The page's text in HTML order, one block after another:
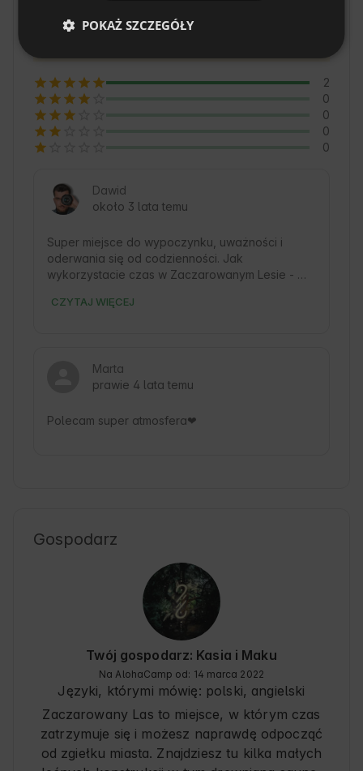
możliwość aktywnego relaksu w otoczeniu
miejsce 🍃.
5.0
2
0
0
0
0
Dawid
około 3 lata temu
Super miejsce do wypoczynku, uważności i
oderwania się od codzienności. Jak
wykorzystacie czas w Zaczarowanym Lesie -
CZYTAJ WIĘCEJ
Marta
prawie 4 lata temu
Polecam super atmosfera❤
Gospodarz
Twój gospodarz: Kasia i Maku
Na AlohaCamp od: 14 marca 2022
Języki, którymi mówię: polski, angielski
Zaczarowany Las to miejsce, w którym czas
zatrzymuje się i możesz naprawdę odpocząć
od zgiełku miasta. Znajdziesz tu kilka małych
POKAŻ SZCZEGÓŁY